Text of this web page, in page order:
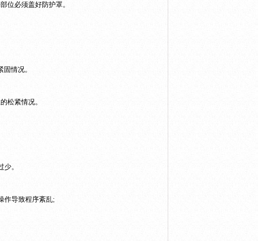
位必须盖好防护罩。
情况。
松紧情况。
。
作导致程序紊乱;